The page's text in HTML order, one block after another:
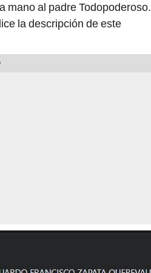
mano al padre Todopoderoso.
la descripción de este